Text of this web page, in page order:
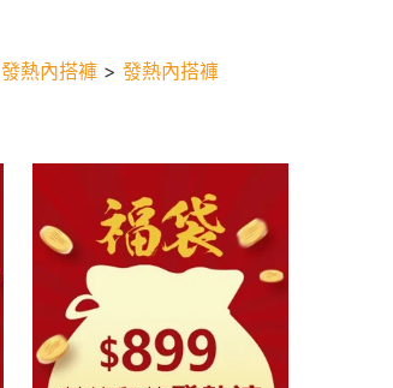
發熱內搭褲 > 發熱內搭褲